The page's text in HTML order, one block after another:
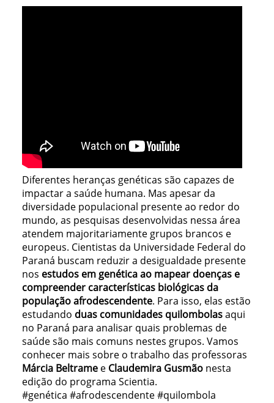
Diferentes heranças genéticas são capazes de
impactar a saúde humana. Mas apesar da
diversidade populacional presente ao redor do
mundo, as pesquisas desenvolvidas nessa área
atendem majoritariamente grupos brancos e
europeus. Cientistas da Universidade Federal do
Paraná buscam reduzir a desigualdade presente
nos estudos em genética ao mapear doenças e
compreender características biológicas da
população afrodescendente. Para isso, elas estão
estudando duas comunidades quilombolasaqui
no Paraná para analisar quais problemas de
saúde são mais comuns nestes grupos. Vamos
conhecer mais sobre o trabalho das professoras
Márcia Beltrame e Claudemira Gusmão nesta
edição do programa Scientia.
#genética #afrodescendente #quilombola